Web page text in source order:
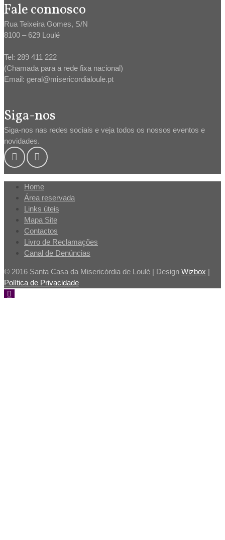
Fale connosco
Rua Teixeira Gomes, S/N
8100 – 629 Loulé
Tel: 289 411 222
(Chamada para a rede fixa nacional)
Email: geral@misericordialoule.pt
Siga-nos
Siga-nos nas redes sociais e veja todos os nossos eventos e
novidades.
Home
Área reservada
Links úteis
Mapa Site
Contactos
Livro de Reclamações
Canal de Denúncias
© 2016 Santa Casa da Misericórdia de Loulé | Design Wizbox |
Política de Privacidade